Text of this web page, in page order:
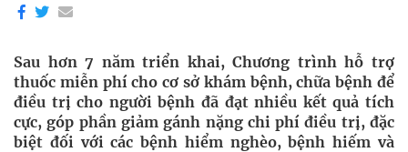
Sau hơn 7 năm triển khai, Chương trình hỗ trợ
thuốc miễn phí cho cơ sở khám bệnh, chữa bệnh để
điều trị cho người bệnh đã đạt nhiều kết quả tích
cực, góp phần giảm gánh nặng chi phí điều trị, đặc
biệt đối với các bệnh hiểm nghèo, bệnh hiếm và